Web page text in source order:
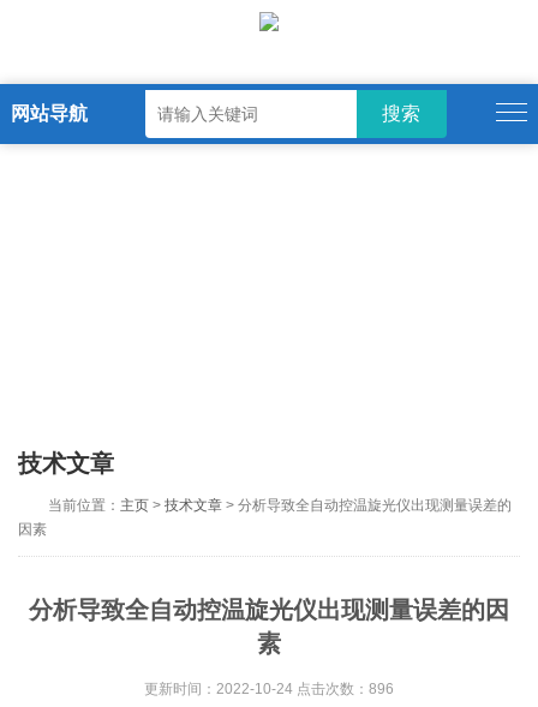
网站导航
技术文章
当前位置： 主页 >技术文章 > 分析导致全自动控温旋光仪出现测量误差的
因素
分析导致全自动控温旋光仪出现测量误差的因
素
更新时间：2022-10-24 点击次数：896